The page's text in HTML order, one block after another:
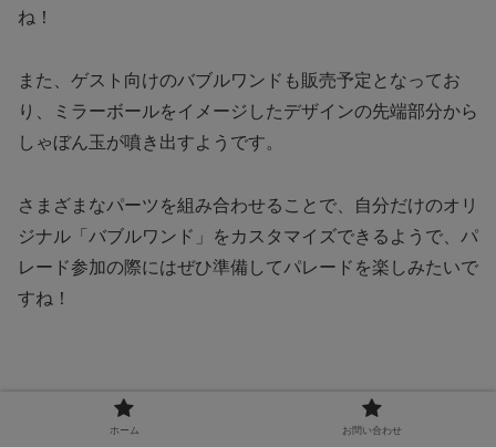
ね！
また、ゲスト向けのバブルワンドも販売予定となってお
り、ミラーボールをイメージしたデザインの先端部分から
しゃぼん玉が噴き出すようです。
さまざまなパーツを組み合わせることで、自分だけのオリ
ジナル「バブルワンド」をカスタマイズできるようで、パ
レード参加の際にはぜひ準備してパレードを楽しみたいで
すね！
ホーム お問い合わせ